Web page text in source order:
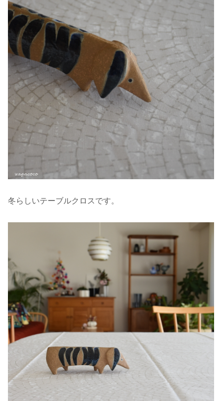
冬らしいテーブルクロスです。